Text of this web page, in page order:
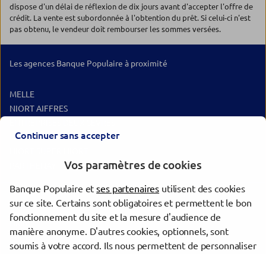
dispose d'un délai de réflexion de dix jours avant d'accepter l'offre de
crédit. La vente est subordonnée à l'obtention du prêt. Si celui-ci n'est
pas obtenu, le vendeur doit rembourser les sommes versées.
Les agences Banque Populaire à proximité
MELLE
NIORT AIFFRES
NIORT
Les agences Banque Populaire dans les villes à proximité
Niort
Poitiers
Continuer sans accepter
Vos paramètres de cookies
Banque Populaire etses partenaires utilisent des cookies
sur ce site. Certains sont obligatoires et permettent le bon
fonctionnement du site et la mesure d'audience de
manière anonyme. D'autres cookies, optionnels, sont
soumis à votre accord. Ils nous permettent de personnaliser